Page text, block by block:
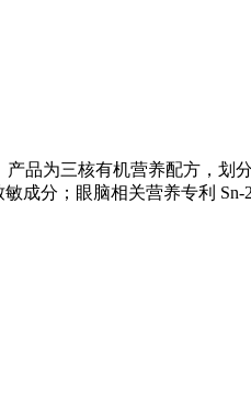
品为三核有机营养配方，划
成分；眼脑相关营养专利